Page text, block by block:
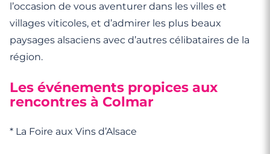
l’occasion de vous aventurer dans les villes et
villages viticoles, et d’admirer les plus beaux
paysages alsaciens avec d’autres célibataires de la
région.
Les événements propices aux
rencontres à Colmar
* La Foire aux Vins d’Alsace